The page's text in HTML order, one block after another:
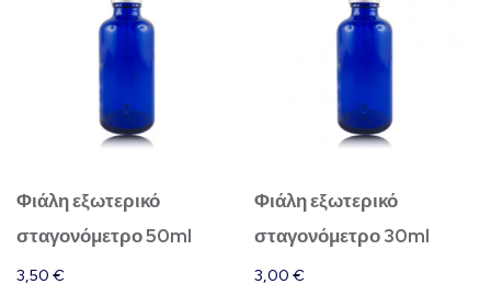
Φιάλη εξωτερικό
σταγονόμετρο 50ml
3,50 €
Φιάλη εξωτερικό
σταγονόμετρο 30ml
3,00€